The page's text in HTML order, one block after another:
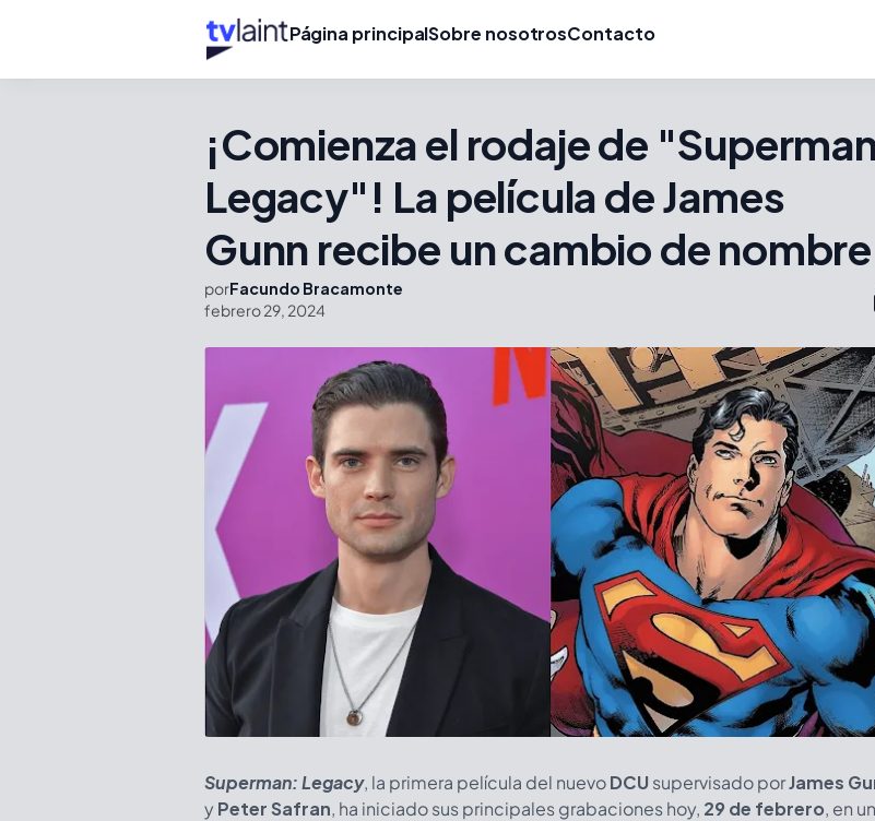
Página principalSobre nosotrosContacto
¡Comienza el rodaje de
Legacy"! La película de James
Gunn recibe un cambio de nombre
porFacundo Bracamonte
febrero 29, 2024
Superman: Legacy, la primera película del nuevoDCUsupervisado porJames
yPeter Safran, ha iniciado sus principales grabaciones hoy, 29 de febrero, en